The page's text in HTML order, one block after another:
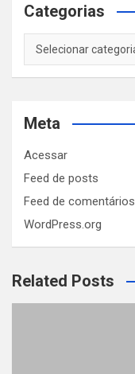
Categorias
Categorias
Meta
Acessar
Feed de posts
Feed de comentários
WordPress.org
Related Posts